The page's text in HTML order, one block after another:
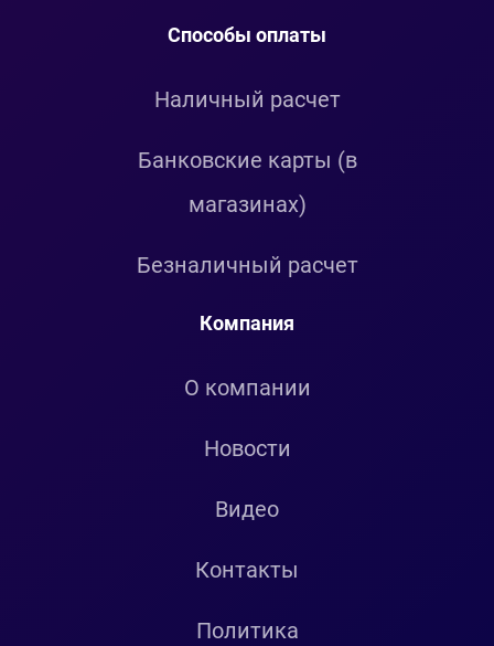
Способы оплаты
Наличный расчет
Банковские карты (в
магазинах)
Безналичный расчет
Компания
О компании
Новости
Видео
Контакты
Политика